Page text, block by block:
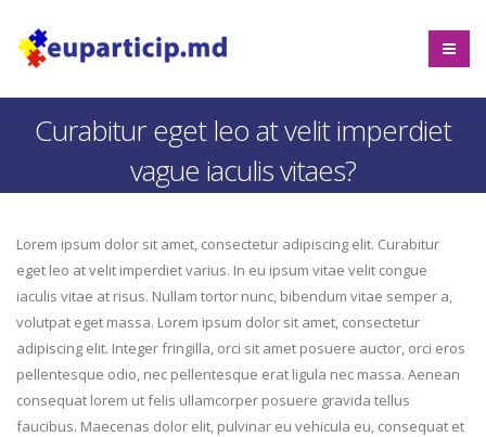
Curabitur eget leo at velit imperdiet
vague iaculis vitaes?
Lorem ipsum dolor sit amet, consectetur adipiscing elit. Curabitur
eget leo at velit imperdiet varius. In eu ipsum vitae velit congue
iaculis vitae at risus. Nullam tortor nunc, bibendum vitae semper a,
volutpat eget massa. Lorem ipsum dolor sit amet, consectetur
adipiscing elit. Integer fringilla, orci sit amet posuere auctor, orci eros
pellentesque odio, nec pellentesque erat ligula nec massa. Aenean
consequat lorem ut felis ullamcorper posuere gravida tellus
faucibus. Maecenas dolor elit, pulvinar eu vehicula eu, consequat et